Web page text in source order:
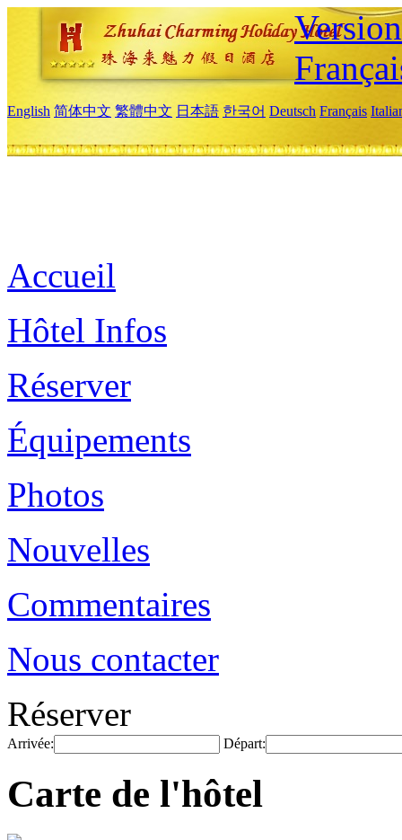
English 简体中文 繁體中文 日本語 한국어 Deutsch Français
Accueil
Hôtel Infos
Réserver
Équipements
Photos
Nouvelles
Commentaires
Nous contacter
Réserver
Arrivée: Départ:
Carte de l'hôtel